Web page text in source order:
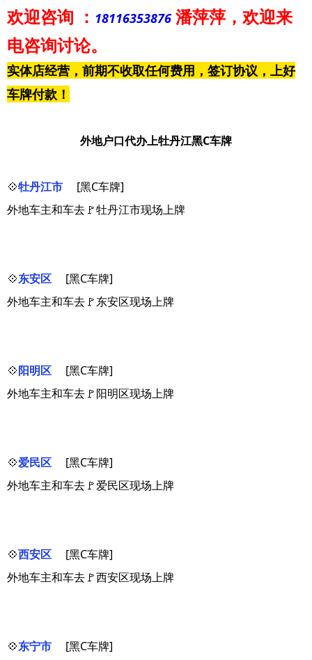
欢迎咨询 ： 18116353876 潘萍萍 ，欢迎来
电咨询讨论。
实体店经营，前期不收取任何费用，签订协议，上好
车牌付款！
外地户口代办上牡丹江黑C车牌
💠牡丹江市
[黑C车牌]
外地车主和车去🚩牡丹江市现场上牌
💠东安区
[黑C车牌]
外地车主和车去🚩东安区现场上牌
💠阳明区
[黑C车牌]
外地车主和车去🚩阳明区现场上牌
💠爱民区
[黑C车牌]
外地车主和车去🚩爱民区现场上牌
💠西安区
[黑C车牌]
外地车主和车去🚩西安区现场上牌
💠东宁市
[黑C车牌]